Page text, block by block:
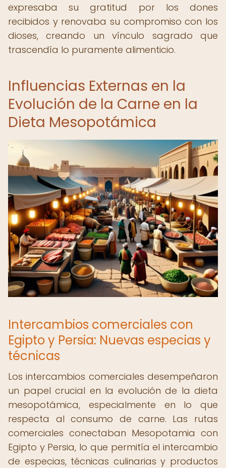
expresaba su gratitud por los dones
recibidos y renovaba su compromiso con los
dioses, creando un vínculo sagrado que
trascendía lo puramente alimenticio.
Influencias Externas en la
Evolución de la Carne en la
Dieta Mesopotámica
Intercambios comerciales con
Egipto y Persia: Nuevas especias y
técnicas
Los intercambios comerciales desempeñaron
un papel crucial en la evolución de la dieta
mesopotámica, especialmente en lo que
respecta al consumo de carne. Las rutas
comerciales conectaban Mesopotamia con
Egipto y Persia, lo que permitía el intercambio
de especias, técnicas culinarias y productos